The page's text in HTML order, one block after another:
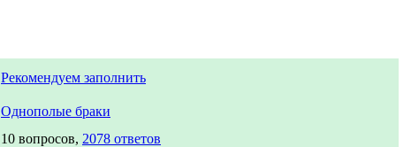
Рекомендуем заполнить
Однополые браки
10 вопросов, 2078 ответов